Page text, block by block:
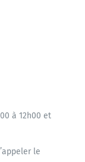
à 12h00 et
le